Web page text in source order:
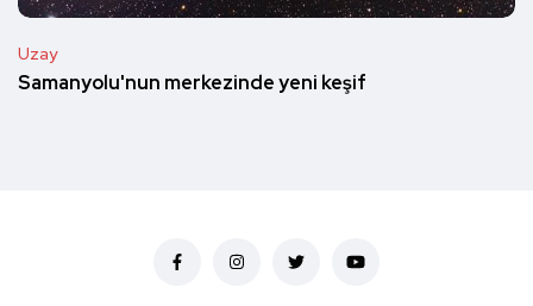
Uzay
Samanyolu'nun merkezinde yeni keşif